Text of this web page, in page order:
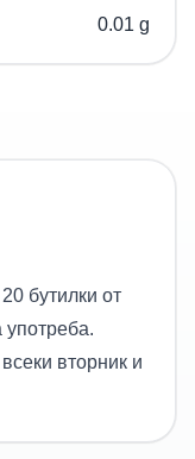
0.01 g
бутилки от
употреба.
вторник и